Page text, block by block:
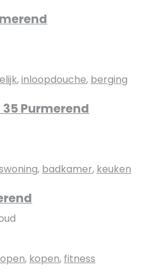
,inloopdouche, berging
Purmerend
, badkamer, keuken
, kopen, fitness